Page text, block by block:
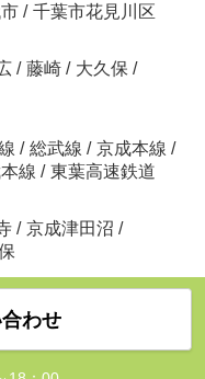
/ 千葉市花見川区
/ 藤崎 / 大久保 /
/ 総武線 / 京成本線 /
線 / 東葉高速鉄道
/ 京成津田沼 /
わせ